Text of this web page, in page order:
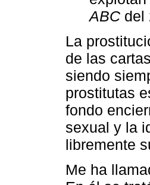
ABC del
La
de las
siendo
prostitutas
fondo
sexual y la
libremente
Me ha